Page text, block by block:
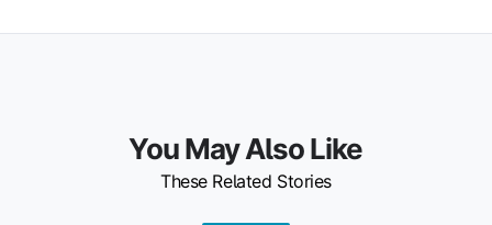
You May Also Like
These Related Stories